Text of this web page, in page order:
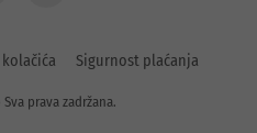
Sigurnost plaćanja
prava zadržana.